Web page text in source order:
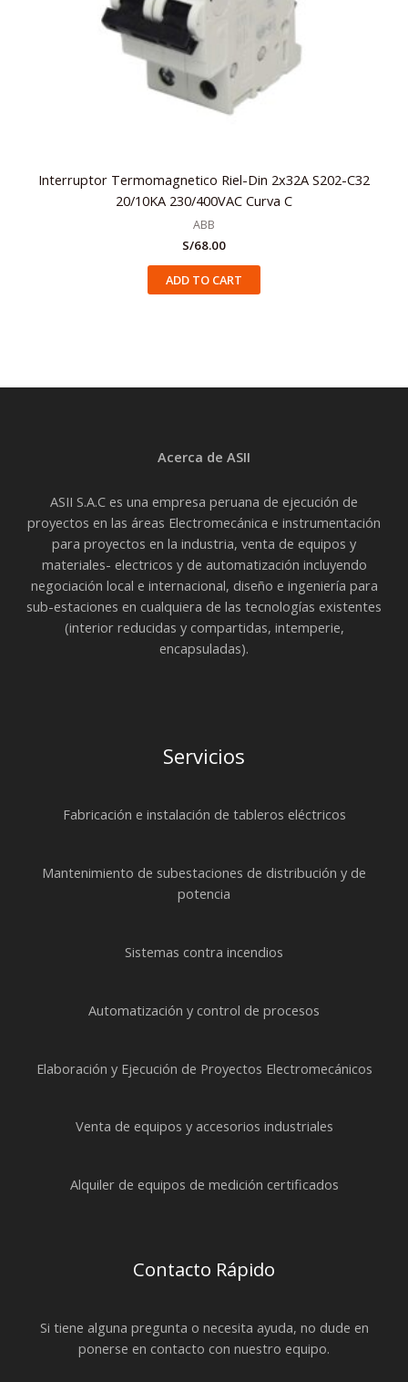
Interruptor Termomagnetico Riel-Din 2x32A S202-C32
20/10KA 230/400VAC Curva C
ABB
S/68.00
ADD TO CART
Acerca de ASII
ASII S.A.C es una empresa peruana de ejecución de
proyectos en las áreas Electromecánica e instrumentación
para proyectos en la industria, venta de equipos y
materiales- electricos y de automatización incluyendo
negociación local e internacional, diseño e ingeniería para
sub-estaciones en cualquiera de las tecnologías existentes
(interior reducidas y compartidas, intemperie,
encapsuladas).
Servicios
Fabricación e instalación de tableros eléctricos
Mantenimiento de subestaciones de distribución y de
potencia
Sistemas contra incendios
Automatización y control de procesos
Elaboración y Ejecución de Proyectos Electromecánicos
Venta de equipos y accesorios industriales
Alquiler de equipos de medición certificados
Contacto Rápido
Si tiene alguna pregunta o necesita ayuda, no dude en
ponerse en contacto con nuestro equipo.